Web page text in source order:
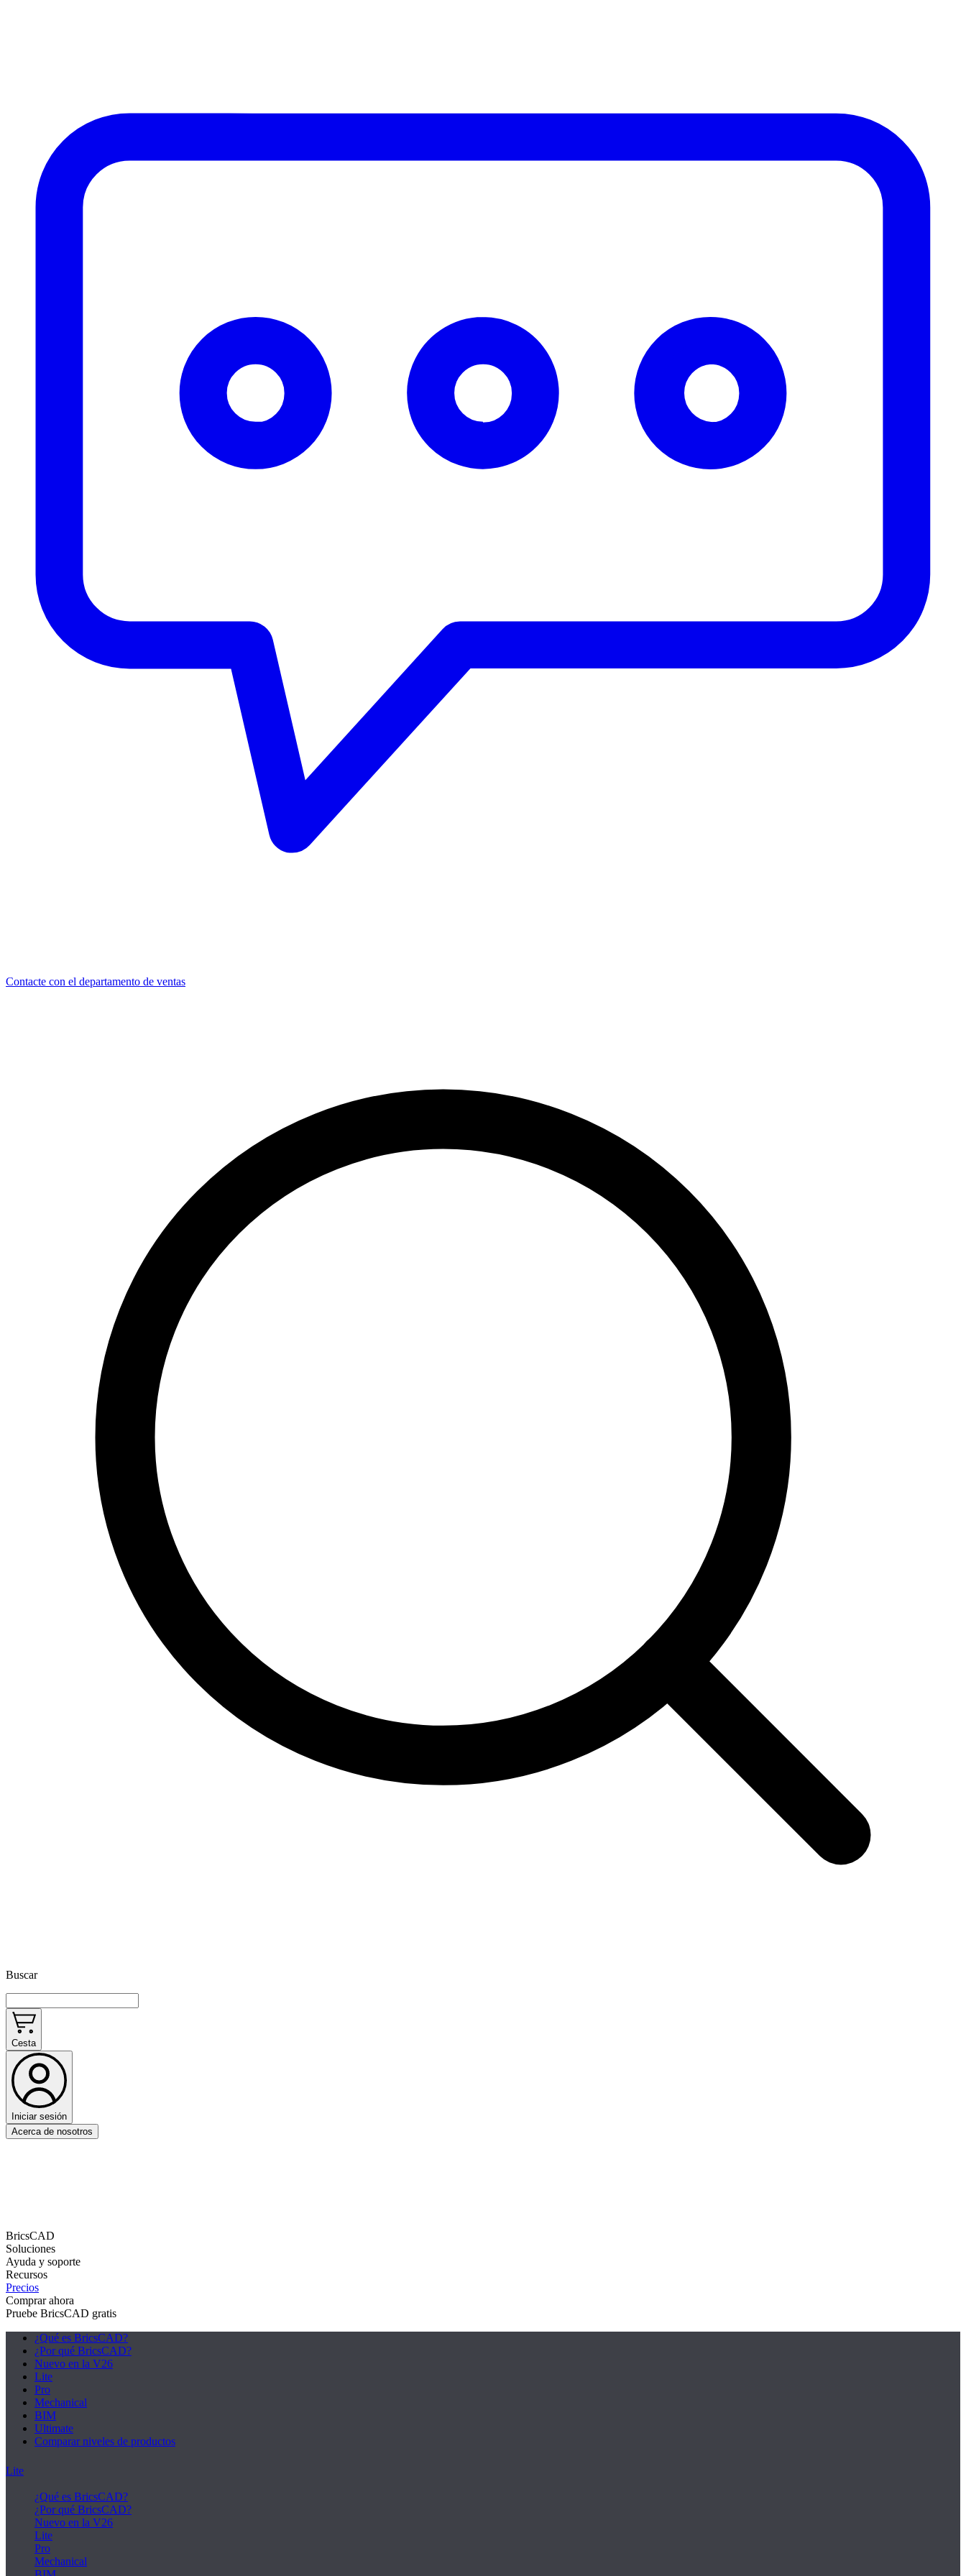
Contacte con el departamento de ventas
Buscar
Cesta
Iniciar sesión
Acerca de nosotros
BricsCAD
Soluciones
Ayuda y soporte
Recursos
Precios
Comprar ahora
Pruebe BricsCAD gratis
¿Qué es BricsCAD?
¿Por qué BricsCAD?
Nuevo en la V26
Lite
Pro
Mechanical
BIM
Ultimate
Comparar niveles de productos
Lite
¿Qué es BricsCAD?
¿Por qué BricsCAD?
Nuevo en la V26
Lite
Pro
Mechanical